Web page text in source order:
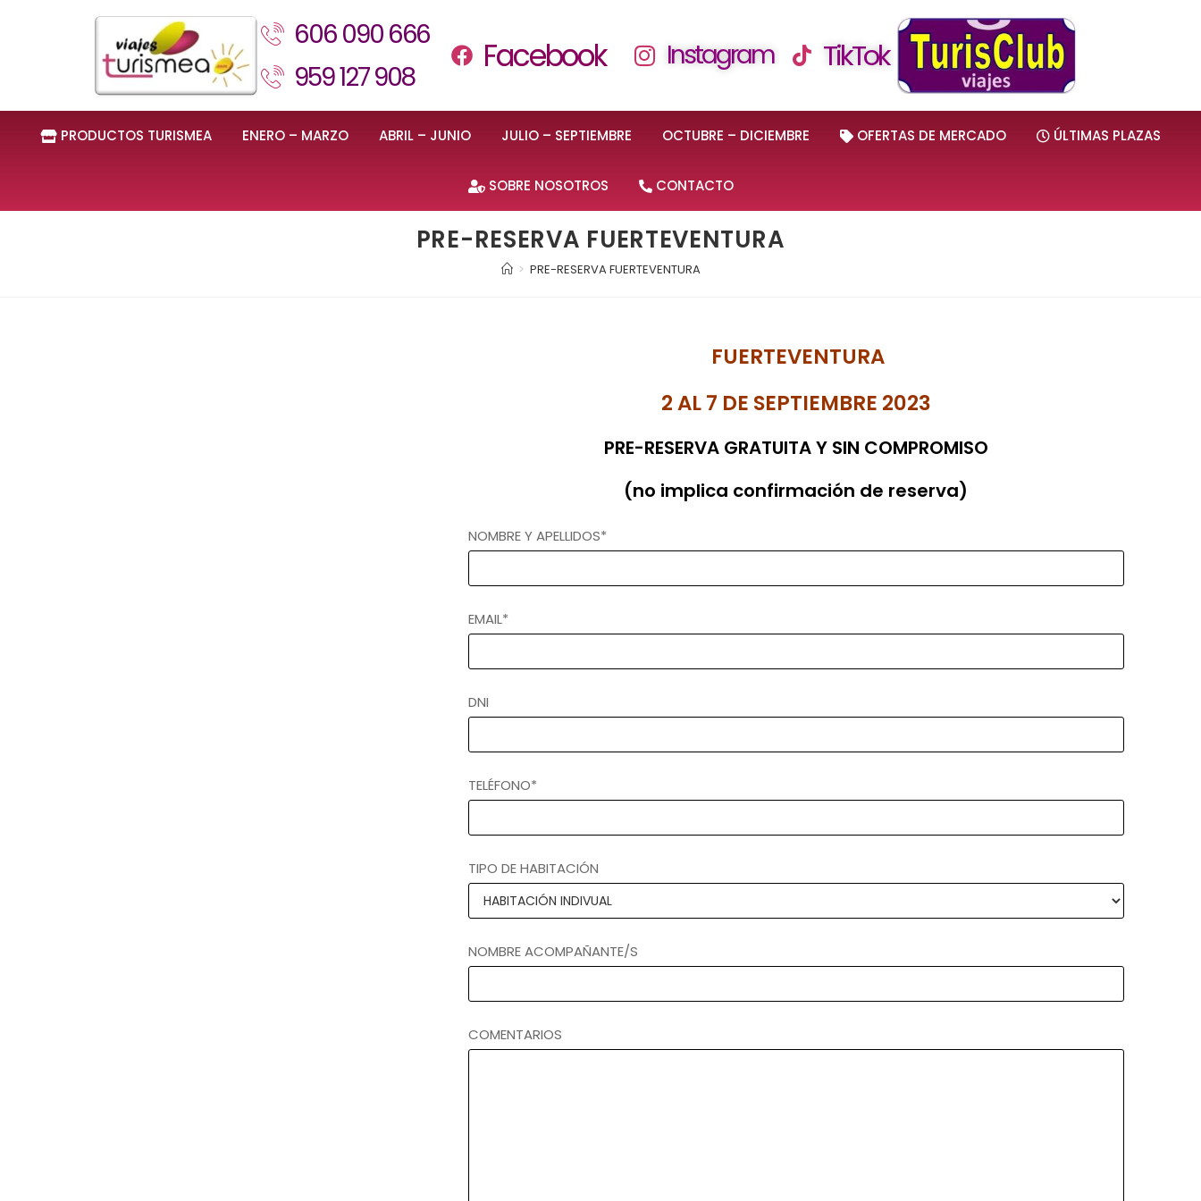
606 090 666
959 127 908
Facebook Instagram TikTok
PRODUCTOS TURISMEA ENERO – MARZO ABRIL – JUNIO JULIO – SEPTIEMBRE OCTUBRE – DICIEMBRE OFERTAS DE MERCADO ÚLTIMAS PLAZAS
SOBRE NOSOTROS CONTACTO
PRE-RESERVA FUERTEVENTURA
> PRE-RESERVA FUERTEVENTURA
FUERTEVENTURA
2 AL 7 DE SEPTIEMBRE 2023
PRE-RESERVA GRATUITA Y SIN COMPROMISO
(no implica confirmación de reserva)
NOMBRE Y APELLIDOS*
EMAIL*
DNI
TELÉFONO*
TIPO DE HABITACIÓN
NOMBRE ACOMPAÑANTE/S
COMENTARIOS